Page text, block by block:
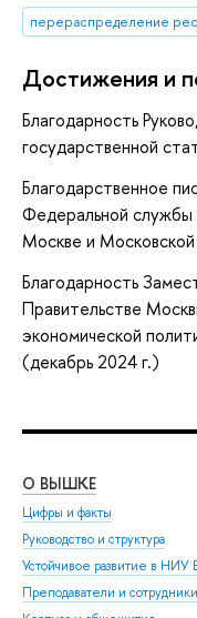
перераспределение
Достижения и
Благодарность
государственной
Благодарственное
Федеральной службы
Москве и
Благодарность
Правительстве
экономической
(декабрь 2024 г.)
О ВЫШКЕ
Цифры и факты
Руководство и структура
Устойчивое развитие в
Преподаватели и сотрудники